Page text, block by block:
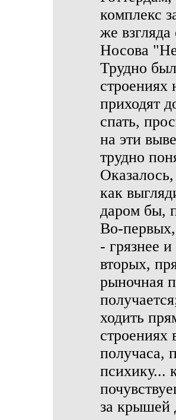
комплекс
же
Носова
Трудно
приходят
спать,
на эти
трудно
как
даром бы,
Во-
- грязнее
вторых,
рыночная
ходить
получаса,
психику...
за крышей